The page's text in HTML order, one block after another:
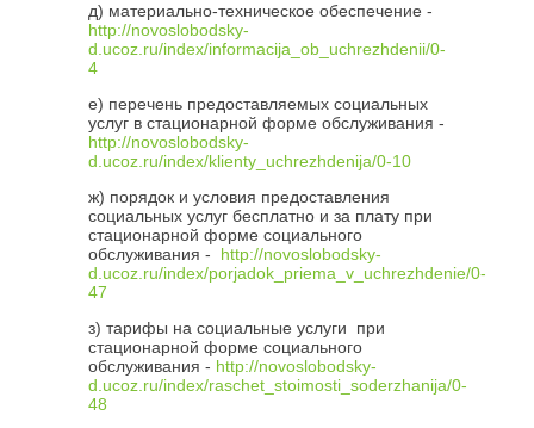
д) материально-техническое обеспечение -
http://novoslobodsky-
d.ucoz.ru/index/informacija_ob_uchrezhdenii/0-
4
е) перечень предоставляемых социальных
услуг в стационарной форме обслуживания -
http://novoslobodsky-
d.ucoz.ru/index/klienty_uchrezhdenija/0-10
ж) порядок и условия предоставления
социальных услуг бесплатно и за плату при
стационарной форме социального
обслуживания - http://novoslobodsky-
d.ucoz.ru/index/porjadok_priema_v_uchrezhdenie/0-
47
з) тарифы на социальные услуги при
стационарной форме социального
обслуживания - http://novoslobodsky-
d.ucoz.ru/index/raschet_stoimosti_soderzhanija/0-
48